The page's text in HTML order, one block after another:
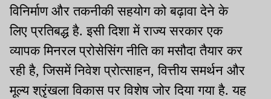
विनिर्माण और तकनीकी सहयोग को बढ़ावा देने के
लिए प्रतिबद्ध है. इसी दिशा में राज्य सरकार एक
व्यापक मिनरल प्रोसेसिंग नीति का मसौदा तैयार कर
रही है, जिसमें निवेश प्रोत्साहन, वित्तीय समर्थन और
मूल्य श्रृंखला विकास पर विशेष जोर दिया गया है. यह